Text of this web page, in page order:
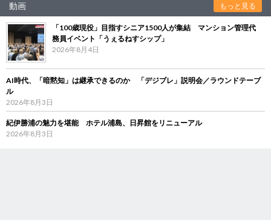
動画 もっと見る
「100歳現役」目指すシニア1500人が集結 マンション管理代
務員イベント「うぇるねすシップ」
2026年8月4日
AI時代、「暗黙知」は継承できるのか 「デジブレ」説明会／ラウンドテーブ
ル
2026年8月3日
紀伊勝浦の魅力を堪能 ホテル浦島、日昇館をリニューアル
2026年8月3日